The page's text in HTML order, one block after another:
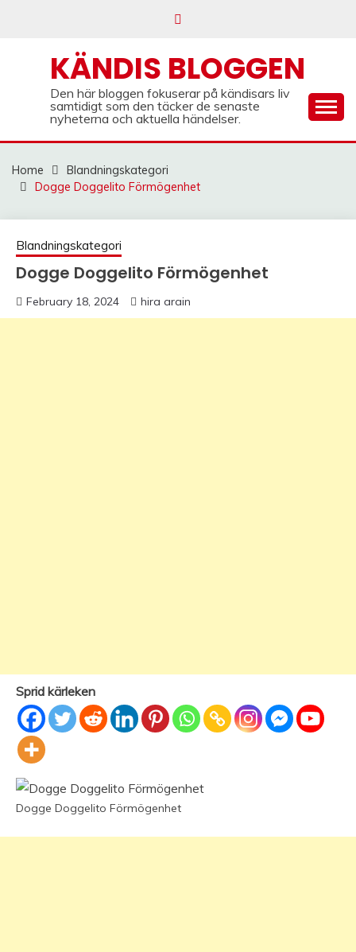
KÄNDIS BLOGGEN
Den här bloggen fokuserar på kändisars liv
samtidigt som den täcker de senaste
nyheterna och aktuella händelser.
Home
Blandningskategori
Dogge Doggelito Förmögenhet
Blandningskategori
Dogge Doggelito Förmögenhet
February 18, 2024 hira arain
Sprid kärleken
Dogge Doggelito Förmögenhet